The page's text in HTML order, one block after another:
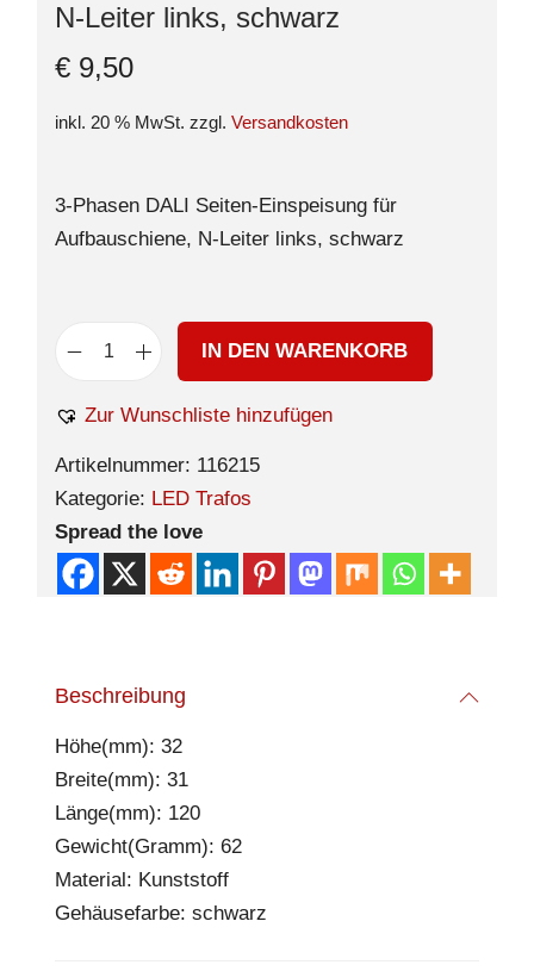
N-Leiter links, schwarz
€ 9,50
inkl. 20 % MwSt. zzgl. Versandkosten
3-Phasen DALI Seiten-Einspeisung für
Aufbauschiene, N-Leiter links, schwarz
IN DEN WARENKORB
Zur Wunschliste hinzufügen
Artikelnummer: 116215
Kategorie: LED Trafos
Spread the love
Beschreibung
Höhe(mm): 32
Breite(mm): 31
Länge(mm): 120
Gewicht(Gramm): 62
Material: Kunststoff
Gehäusefarbe: schwarz